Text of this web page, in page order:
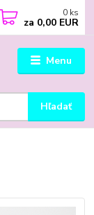
Menu
Hľadať
0 ks
za 0,00 EUR